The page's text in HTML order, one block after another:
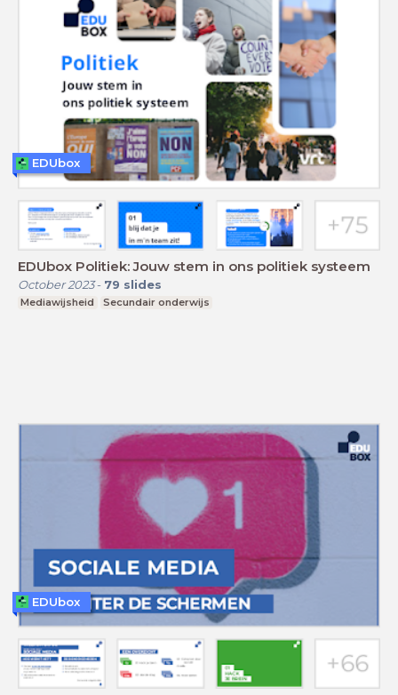
EDUbox Politiek: Jouw stem in ons politiek systeem
October 2023- 79 slides
Mediawijsheid Secundair onderwijs
EDUbox
EDUbox